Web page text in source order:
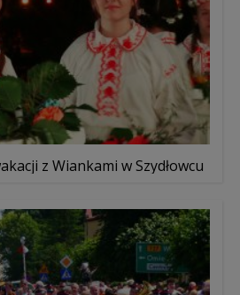
z Wiankami w Szydłowcu